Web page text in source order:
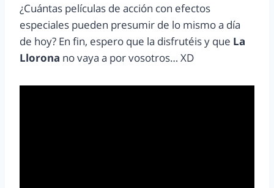
¿Cuántas películas de acción con efectos
especiales pueden presumir de lo mismo a día
de hoy? En fin, espero que la disfrutéis y que La
Llorona no vaya a por vosotros… XD